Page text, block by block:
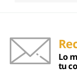
Lo
tu